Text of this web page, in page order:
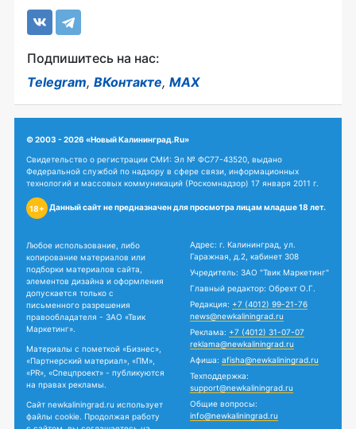
Подпишитесь на нас:
Telegram, ВКонтакте, MAX
© 2003 - 2026 «Новый Калининград.Ru»
Свидетельство о регистрации СМИ: Эл № ФС77-43520, выдано
Федеральной службой по надзору в сфере связи, информационных
технологий и массовых коммуникаций (Роскомнадзор) 17 января 2011 г.
18+ Данный сайт не предназначен для просмотра лицам младше 18 лет.
Любое использование, либо
копирование материалов или
подборки материалов сайта,
элементов дизайна и оформления
допускается только с
письменного разрешения
правообладателя - ЗАО «Твик
Маркетинг».
Материалы с пометкой «Бизнес»,
«Партнерский материал», «ПМ»,
«PR», «Спецпроект» - публикуются
на правах рекламы.
Сайт newkaliningrad.ru использует
файлы cookie. Продолжая работу
Адрес: г. Калининград, ул.
Гаражная, д.2, кабинет 308
Учредитель: ЗАО "Твик Маркетинг"
Главный редактор: Обрехт О.Г.
Редакция: +7 (4012) 99-21-76
news@newkaliningrad.ru
Реклама: +7 (4012) 31-07-07
reklama@newkaliningrad.ru
Афиша: afisha@newkaliningrad.ru
Техподдержка:
support@newkaliningrad.ru
Общие вопросы:
info@newkaliningrad.ru